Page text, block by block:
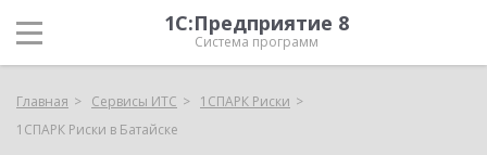
1С:Предприятие 8
Система программ
Главная Сервисы ИТС
1СПАРК Риски
1СПАРК Риски в Батайске